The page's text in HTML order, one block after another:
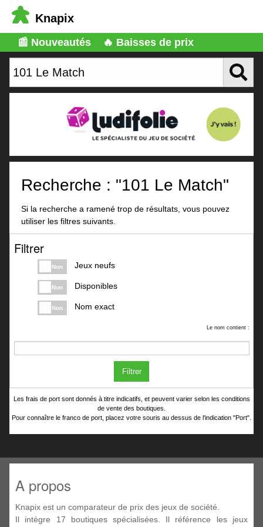
Knapix
📰 Nouveautés 🔥 Baisses de prix
Recherche : "101 Le Match"
Si la recherche a ramené trop de résultats, vous pouvez
utiliser les filtres suivants.
Filtrer
Non Jeux neufs
Non Disponibles
Non Nom exact
Le nom contient :
Filtrer
Les frais de port sont donnés à titre indicatifs, et peuvent varier selon les conditions
de vente des boutiques.
Pour connaître le franco de port, placez votre souris au dessus de l'indication "Port".
A propos
Knapix est un comparateur de prix des jeux de société.
Il intègre 17 boutiques spécialisées. Il référence les jeux